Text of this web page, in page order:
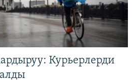
Курьерлерди